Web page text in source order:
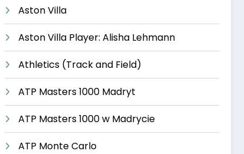
Aston Villa
Aston Villa Player: Alisha Lehmann
Athletics (Track and Field)
ATP Masters 1000 Madryt
ATP Masters 1000 w Madrycie
ATP Monte Carlo